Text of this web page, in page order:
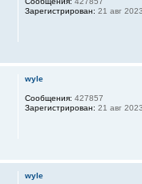
Зарегистрирован: 21 авг
wyle
Сообщения: 427857
Зарегистрирован: 21 авг
wyle